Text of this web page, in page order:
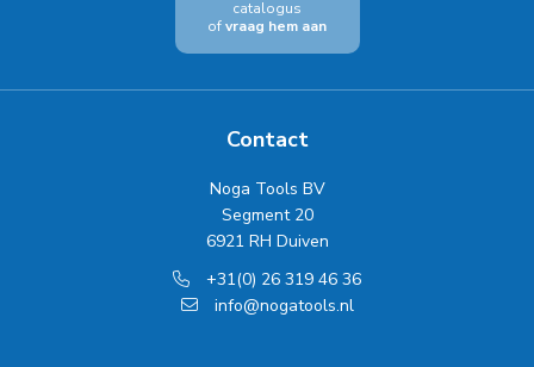
catalogus
ofvraag hem aan
Contact
Noga Tools BV
Segment 20
6921 RH Duiven
+31(0) 26 319 46 36
info@nogatools.nl